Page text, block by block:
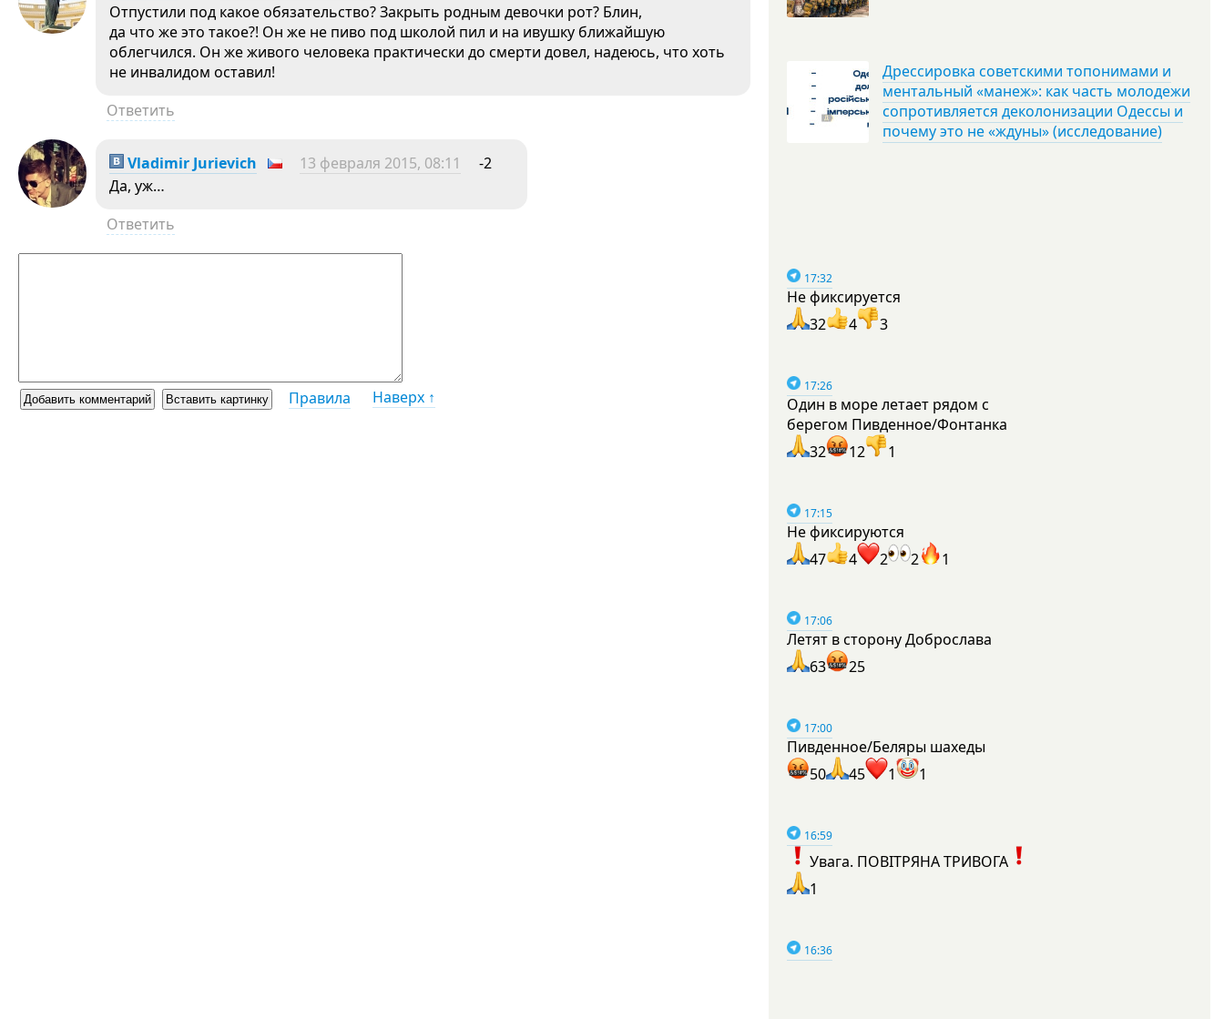
Отпустили под какое обязательство? Закрыть родным девочки рот? Блин,
да что же это такое?! Он же не пиво под школой пил и на ивушку ближайшую
облегчился. Он же живого человека практически до смерти довел, надеюсь, что хоть
не инвалидом оставил!
Ответить
Vladimir Jurievich 13 февраля 2015, 08:11
-2
Да, уж…
Ответить
Правила Наверх ↑
Дрессировка советскими топонимами и
ментальный «манеж»: как часть молодежи
сопротивляется деколонизации Одессы и
почему это не «ждуны» (исследование)
17:32
Не фиксируется
32
4 3
17:26
Один в море летает рядом с
берегом Пивденное/Фонтанка
32
12 1
17:15
Не фиксируются
47
4 2 2 1
17:06
Летят в сторону Доброслава
63
25
17:00
Пивденное/Беляры шахеды
50
45 1 1
16:59
Увага. ПОВІТРЯНА ТРИВОГА
1
16:36